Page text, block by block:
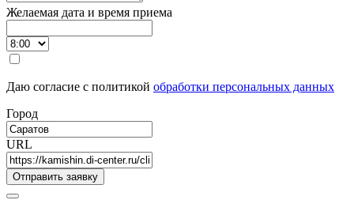
Желаемая дата и время приема
Даю согласие с политикой обработки персональных данных
Город
URL